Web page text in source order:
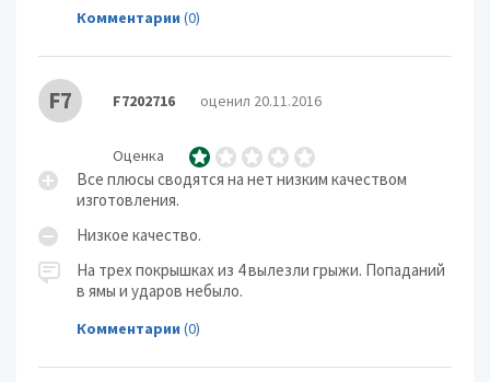
Комментарии (0)
F7 F7202716 оценил 20.11.2016
Оценка
Все плюсы сводятся на нет низким качеством
изготовления.
Низкое качество.
На трех покрышках из 4 вылезли грыжи. Попаданий
в ямы и ударов небыло.
Комментарии (0)